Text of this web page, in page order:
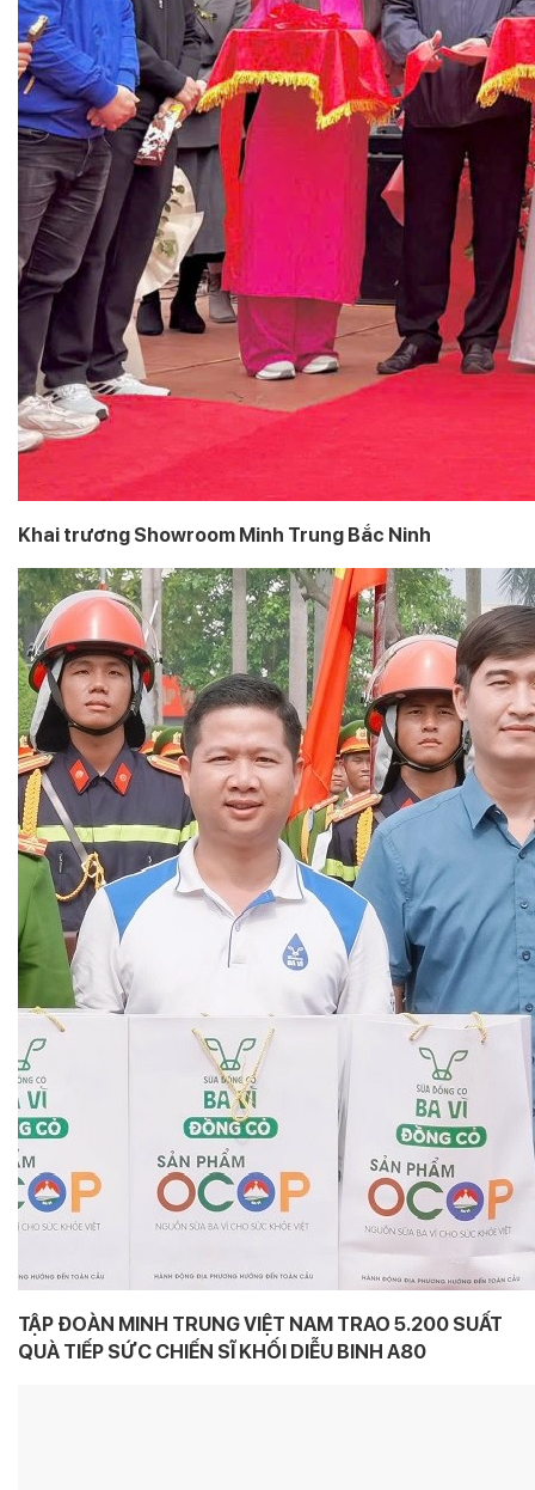
Khai trương Showroom Minh Trung Bắc Ninh
TẬP ĐOÀN MINH TRUNG VIỆT NAM TRAO 5.200 SUẤT
QUÀ TIẾP SỨC CHIẾN SĨ KHỐI DIỄU BINH A80